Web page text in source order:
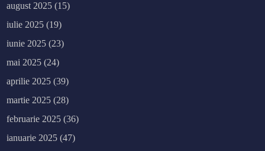
august 2025 (15)
iulie 2025 (19)
iunie 2025 (23)
mai 2025 (24)
aprilie 2025 (39)
martie 2025 (28)
februarie 2025 (36)
ianuarie 2025 (47)